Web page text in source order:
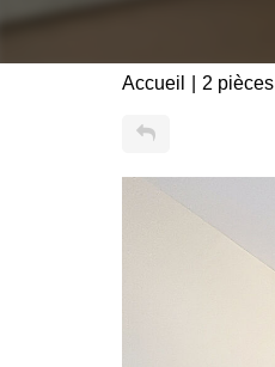
Accueil 2 pièces